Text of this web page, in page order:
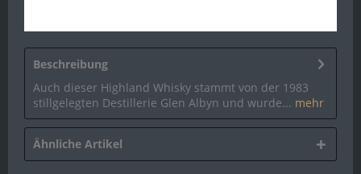
Beschreibung
Auch dieser Highland Whisky stammt von der 1983
stillgelegten Destillerie Glen Albyn und wurde... mehr
Ähnliche Artikel